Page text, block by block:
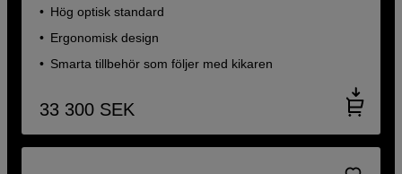
Hög optisk standard
Ergonomisk design
Smarta tillbehör som följer med kikaren
33 300 SEK